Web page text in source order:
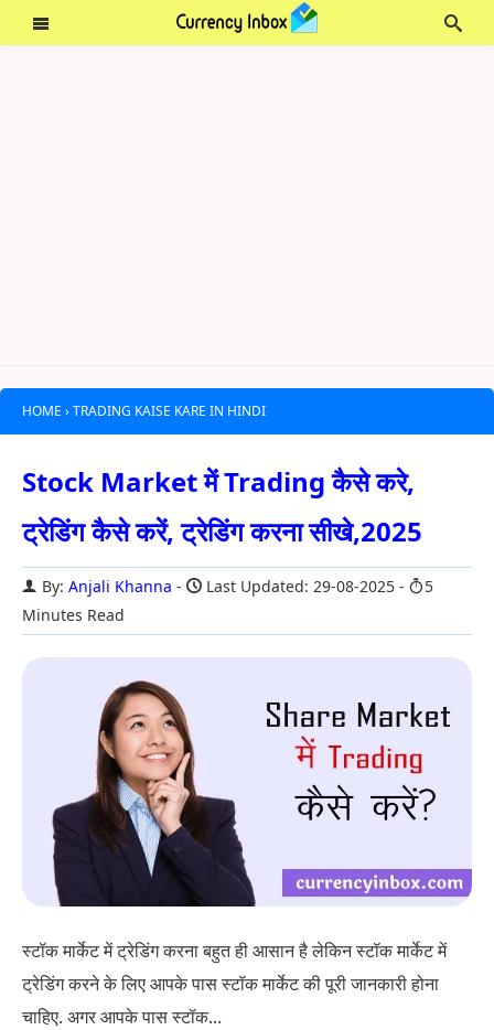
HOME › TRADING KAISE KARE IN HINDI
Stock Market में Trading कैसे करे,
ट्रेडिंग कैसे करें, ट्रेडिंग करना सीखे,2025
By: Anjali Khanna Last Updated: 29-08-2025
5
Minutes Read
स्टॉक मार्केट में ट्रेडिंग करना बहुत ही आसान है लेकिन स्टॉक मार्केट में
ट्रेडिंग करने के लिए आपके पास स्टॉक मार्केट की पूरी जानकारी होना
चाहिए. अगर आपके पास स्टॉक...